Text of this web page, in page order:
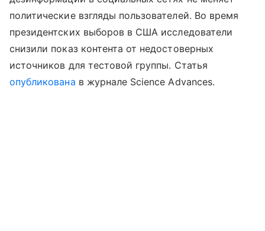
политические взгляды пользователей. Во время
президентских выборов в США исследователи
снизили показ контента от недостоверных
источников для тестовой группы. Статья
опубликована в журнале Science Advances.